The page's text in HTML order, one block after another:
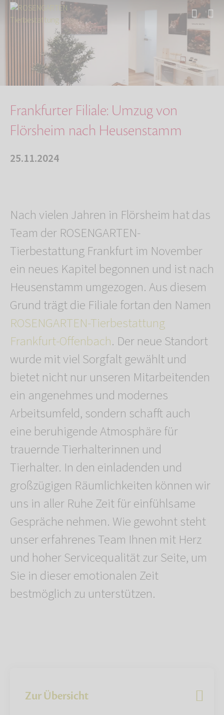
Über uns
Aktuelles
Frankfurter Filiale: Umzug von Flörsheim nach…
Frankfurter Filiale: Umzug von
Flörsheim nach Heusenstamm
25.11.2024
Nach vielen Jahren in Flörsheim hat das
Team der ROSENGARTEN-
Tierbestattung Frankfurt im November
ein neues Kapitel begonnen und ist nach
Heusenstamm umgezogen. Aus diesem
Grund trägt die Filiale fortan den Namen
ROSENGARTEN-Tierbestattung
Frankfurt-Offenbach. Der neue Standort
wurde mit viel Sorgfalt gewählt und
bietet nicht nur unseren Mitarbeitenden
ein angenehmes und modernes
Arbeitsumfeld, sondern schafft auch
eine beruhigende Atmosphäre für
trauernde Tierhalterinnen und
Tierhalter. In den einladenden und
großzügigen Räumlichkeiten können wir
uns in aller Ruhe Zeit für einfühlsame
Gespräche nehmen. Wie gewohnt steht
unser erfahrenes Team Ihnen mit Herz
und hoher Servicequalität zur Seite, um
Sie in dieser emotionalen Zeit
bestmöglich zu unterstützen.
Zur Übersicht